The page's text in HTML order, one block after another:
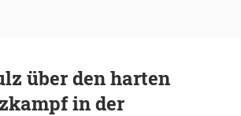
über den harten
in der